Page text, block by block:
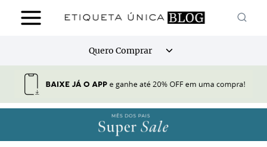
para
Quero Comprar
Alternar